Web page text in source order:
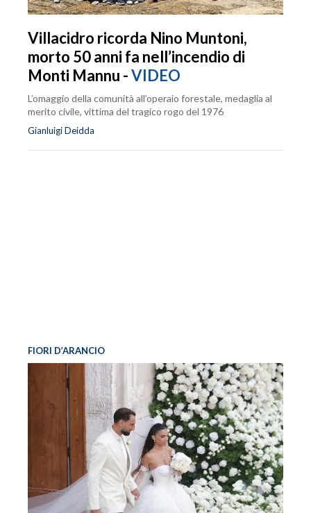
Villacidro ricorda Nino Muntoni,
morto 50 anni fa nell’incendio di
Monti Mannu -VIDEO
L’omaggio della comunità all’operaio forestale, medaglia al
merito civile, vittima del tragico rogo del 1976
Gianluigi Deidda
FIORI D’ARANCIO